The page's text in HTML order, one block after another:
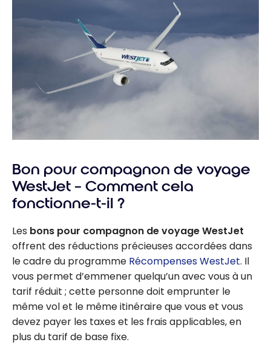
Bon pour compagnon de voyage
WestJet – Comment cela
fonctionne-t-il ?
Les bons pour compagnon de voyage WestJet
offrent des réductions précieuses accordées dans
le cadre du programme Récompenses WestJet. Il
vous permet d’emmener quelqu’un avec vous à un
tarif réduit ; cette personne doit emprunter le
même vol et le même itinéraire que vous et vous
devez payer les taxes et les frais applicables, en
plus du tarif de base fixe.